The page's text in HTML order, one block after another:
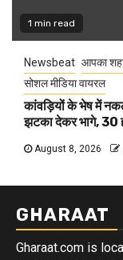
1 min read
Newsbeat आपका
सोशल मीडिया वायरल
कांवड़ियों के भेष में
झटका देकर भागे, 30
August 8, 2026
GHARAAT
Gharaat.com is